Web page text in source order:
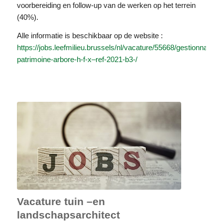
voorbereiding en follow-up van de werken op het terrein
(40%).
Alle informatie is beschikbaar op de website :
https://jobs.leefmilieu.brussels/nl/vacature/55668/gestionnaire-
patrimoine-arbore-h-f-x–ref-2021-b3-/
Vacature tuin –en
landschapsarchitect